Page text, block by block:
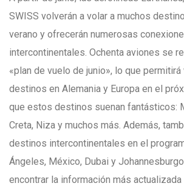
SWISS volverán a volar a muchos
verano y ofrecerán numerosas
intercontinentales. Ochenta aviones se
«plan de vuelo de junio», lo que permitirá
destinos en Alemania y Europa en el
que estos destinos suenan fantásticos:
Creta, Niza y muchos más. Además,
destinos intercontinentales en el
Ángeles, México, Dubai y
encontrar la información más